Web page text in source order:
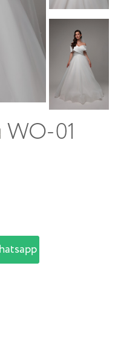
WO-01